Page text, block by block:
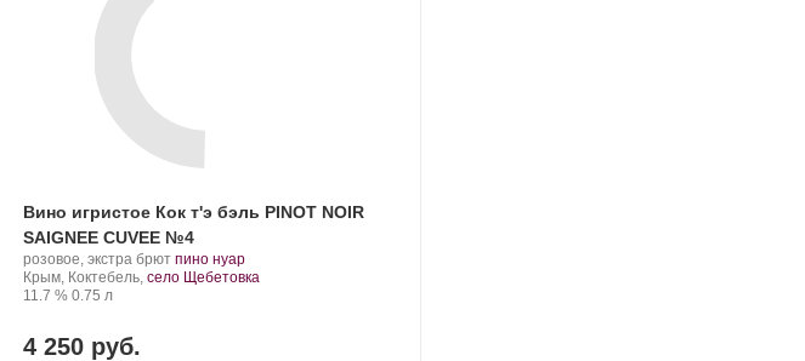
Вино игристое Кок т'э бэль PINOT NOIR
SAIGNEE CUVEE №4
Производитель:
Cock
t'est
розовое, экстра брют .
Сорт
пино нуар.
Регион:
Крым, Коктебель, село Щебетовка
Крепость
11.7 %. Объем
0.75 л
4 250 руб.